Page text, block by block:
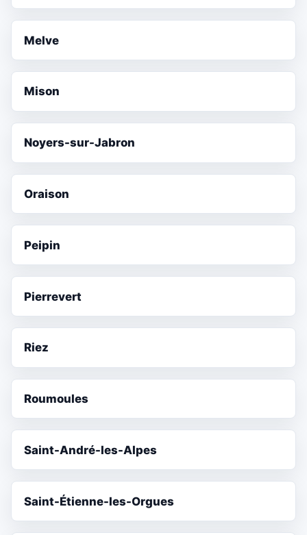
Melve
Mison
Noyers-sur-Jabron
Oraison
Peipin
Pierrevert
Riez
Roumoules
Saint-André-les-Alpes
Saint-Étienne-les-Orgues